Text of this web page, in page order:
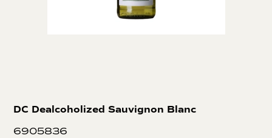
DC Dealcoholized Sauvignon Blanc
6905836